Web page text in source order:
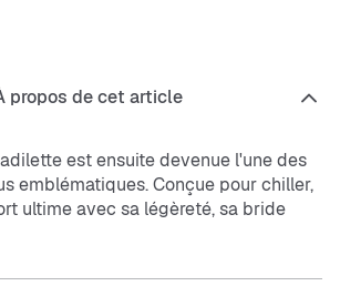
propos de cet article
adilette est ensuite devenue l'une des
emblématiques. Conçue pour chiller,
ultime avec sa légèreté, sa bride
plantaire adaptée.